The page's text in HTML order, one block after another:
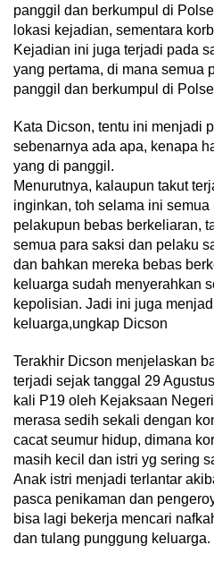
panggil dan berkumpul di
lokasi kejadian, sementara
Kejadian ini juga terjadi pada
yang pertama, di mana semua
panggil dan berkumpul di
Kata Dicson, tentu ini menjadi
sebenarnya ada apa, kenapa
yang di panggil.
Menurutnya, kalaupun takut
inginkan, toh selama ini
pelakupun bebas berkeliaran,
semua para saksi dan pelaku
dan bahkan mereka bebas
keluarga sudah menyerahkan
kepolisian. Jadi ini juga
keluarga,ungkap Dicson
Terakhir Dicson menjelaskan
terjadi sejak tanggal 29
kali P19 oleh Kejaksaan
merasa sedih sekali dengan
cacat seumur hidup, dimana
masih kecil dan istri yg sering
Anak istri menjadi terlantar
pasca penikaman dan
bisa lagi bekerja mencari
dan tulang punggung keluarga.